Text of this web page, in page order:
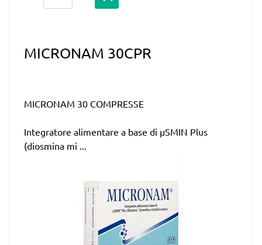
MICRONAM 30CPR
MICRONAM 30 COMPRESSE
Integratore alimentare a base di µSMIN Plus
(diosmina mi ...